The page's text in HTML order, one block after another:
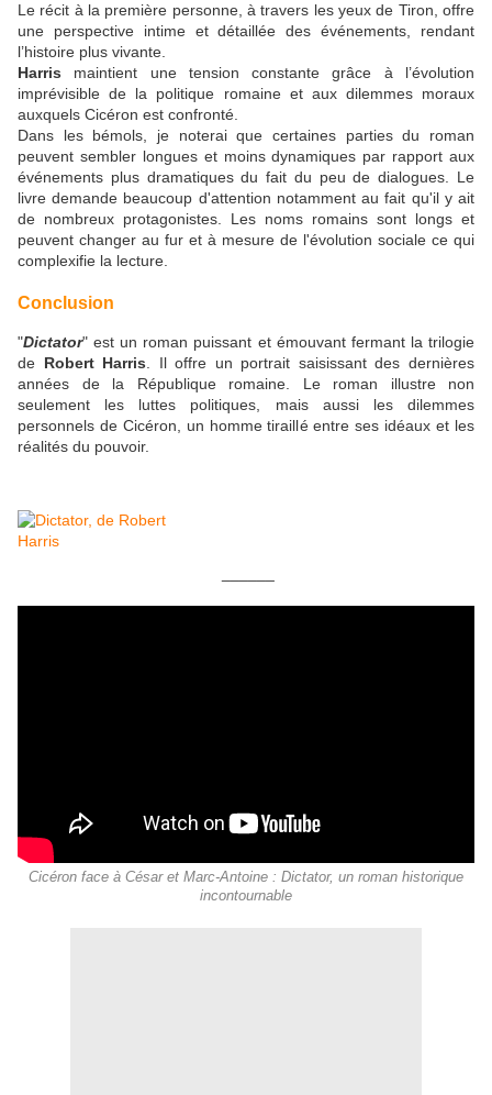
Le récit à la première personne, à travers les yeux de Tiron, offre
une perspective intime et détaillée des événements, rendant
l’histoire plus vivante.
Harris maintient une tension constante grâce à l’évolution
imprévisible de la politique romaine et aux dilemmes moraux
auxquels Cicéron est confronté.
Dans les bémols, je noterai que certaines parties du roman
peuvent sembler longues et moins dynamiques par rapport aux
événements plus dramatiques du fait du peu de dialogues. Le
livre demande beaucoup d'attention notamment au fait qu'il y ait
de nombreux protagonistes. Les noms romains sont longs et
peuvent changer au fur et à mesure de l'évolution sociale ce qui
complexifie la lecture.
Conclusion
"Dictator" est un roman puissant et émouvant fermant la trilogie
de Robert Harris . Il offre un portrait saisissant des dernières
années de la République romaine. Le roman illustre non
seulement les luttes politiques, mais aussi les dilemmes
personnels de Cicéron, un homme tiraillé entre ses idéaux et les
réalités du pouvoir.
Cicéron face à César et Marc-Antoine : Dictator, un roman historique
incontournable